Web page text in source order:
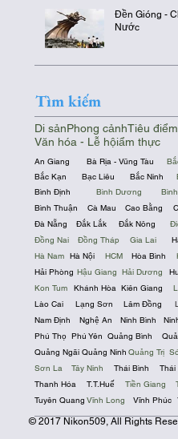
Đền Gióng -
Nước
Tìm kiếm
Di sảnPhong cảnhTiêu điểm
Văn hóa - Lễ hộiẩm thực
An Giang
Bắc Kạn
Bình Định
Bà Rịa - Vũng Tàu
Bạc Liêu
Bắc Ninh
Bình Dương
Bình Thuận
Cà Mau Cao Bằng
Đà Nẵng
Đắk Lắk Đắk Nông
Đồng Nai
Đồng Tháp Gia Lai
Hà Nam Hà Nội HCM Hòa Bình
Hải Phòng Hậu Giang Hải Dương
Kon Tum
Khánh Hòa Kiên Giang
Lào Cai
Lạng Sơn Lâm Đồng
Nam Định
Nghệ An Ninh Bình
Phú Thọ Phú Yên Quảng Bình
Quảng Ngãi Quảng Ninh Quảng Trị
Sơn La
Tây Ninh Thái Bình
Thái
Thanh Hóa
Tuyên Quang
T.T.Huế
Vĩnh Long
Tiền Giang
Vĩnh Phúc
© 2017 Nikon509, All Rights